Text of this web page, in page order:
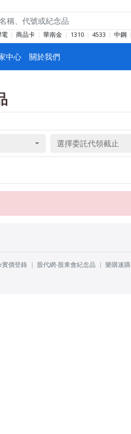
電 商品卡 華南金 1310 4533 中鋼
中心 關於我們
選擇委託代領截止
價登錄 股代網-股東會紀念品
樂購速購